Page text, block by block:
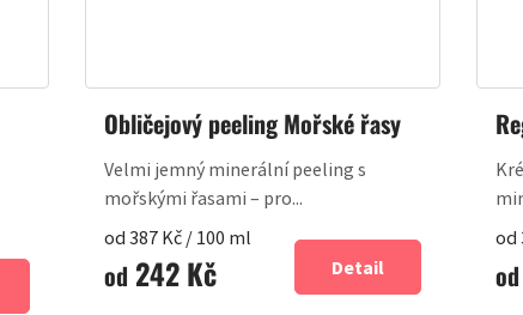
Obličejový peeling Mořské řasy
od 242 Kč
Měrná
cena:
od 387 Kč / 100 ml
Detail
Velmi jemný minerální peeling s
mořskými řasami – pro...
od
od